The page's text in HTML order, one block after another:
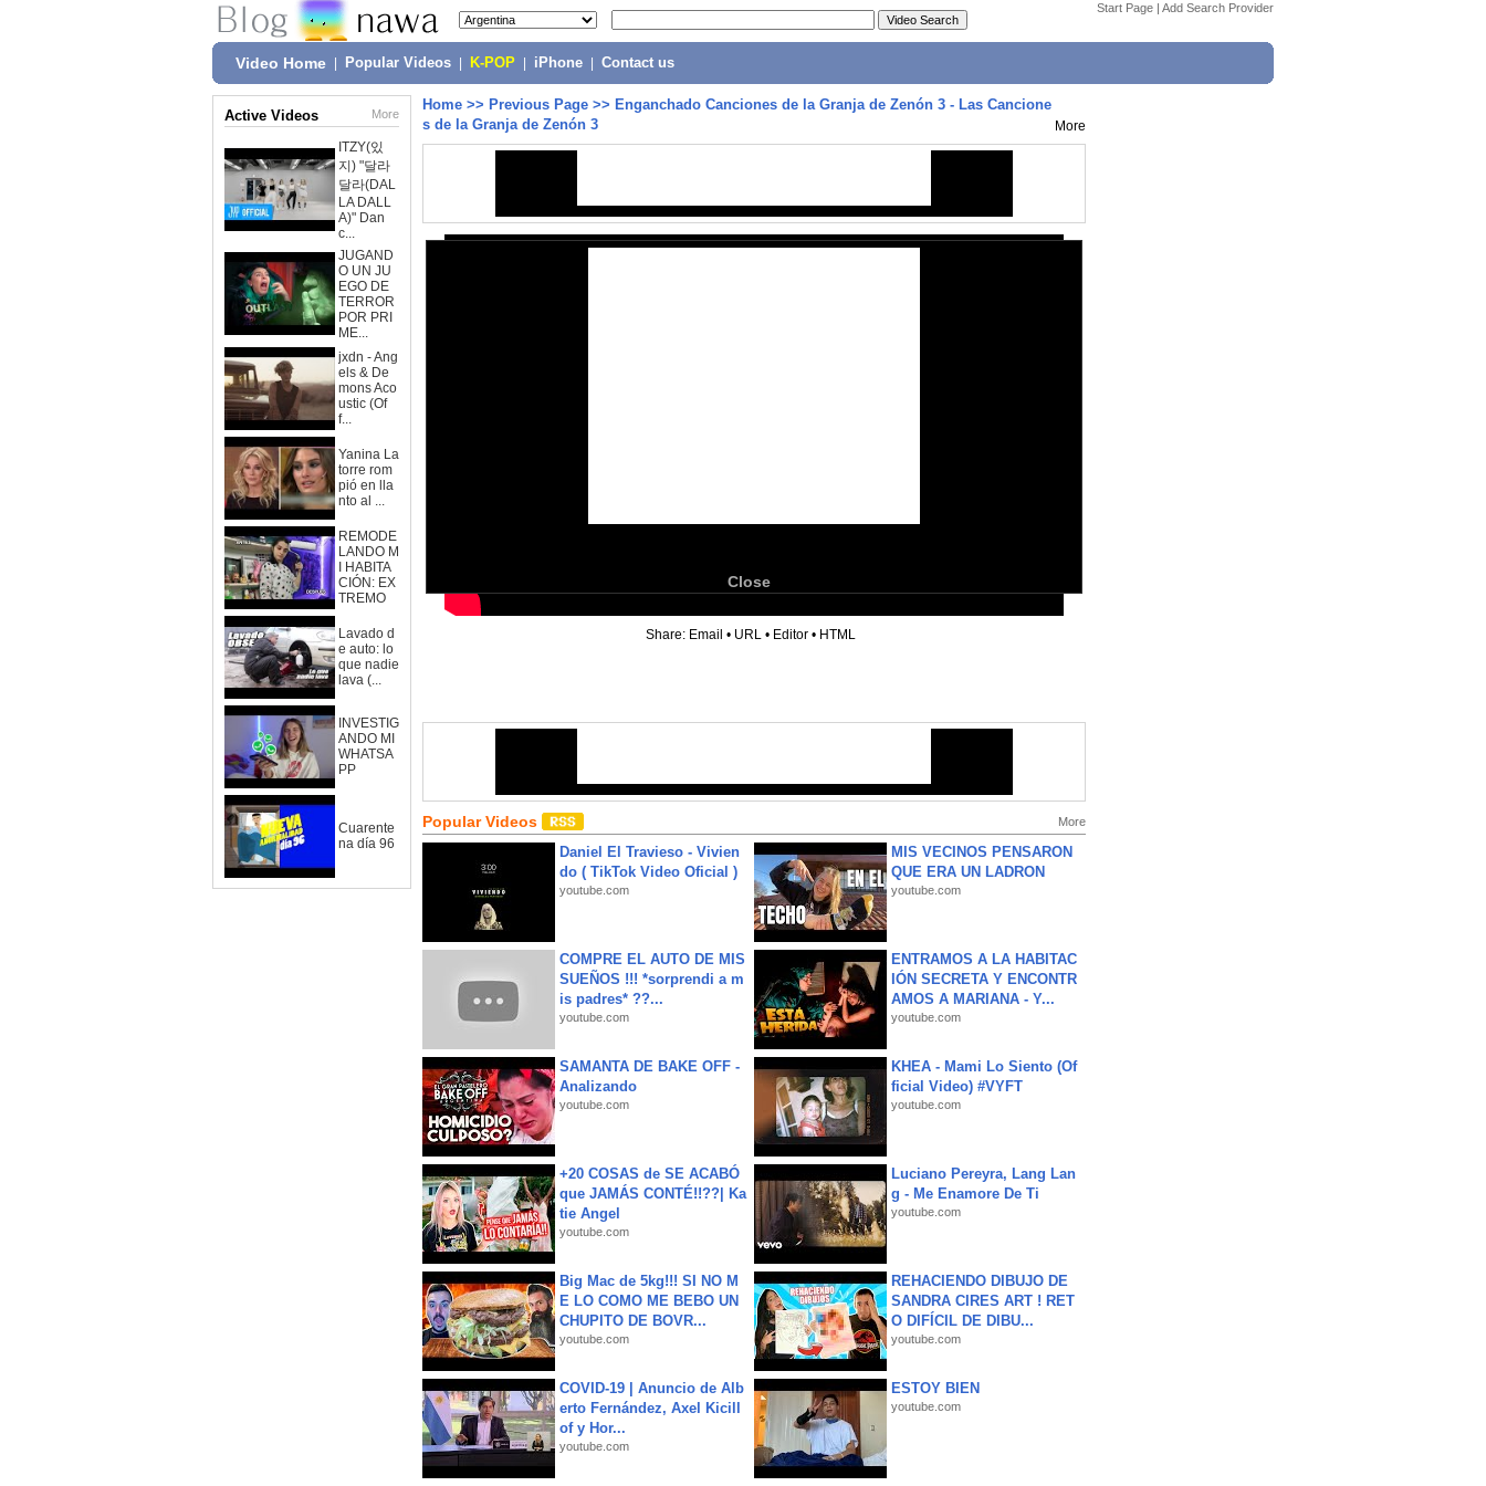
Start Page | Add Search Provider
Video Home Popular Videos K-POP iPhone Contact us
Active Videos More
ITZY(있
지) "달라
달라(DAL
LA DALL
A)" Dan
c...
JUGAND
O UN JU
EGO DE
TERROR
POR PRI
ME...
jxdn - Ang
els & De
mons Aco
ustic (Of
f...
Yanina La
torre rom
pió en lla
nto al ...
REMODE
LANDO M
I HABITA
CIÓN: EX
TREMO
Lavado d
e auto: lo
que nadie
lava (...
INVESTIG
ANDO MI
WHATSA
PP
Cuarente
na día 96
Home >> Previous Page >> Enganchado Canciones de la Granja de Zenón 3 - Las Cancione
s de la Granja de Zenón 3
More
Close
Share: Email • URL • Editor • HTML
Popular Videos More
Daniel El Travieso - Vivien
do ( TikTok Video Oficial )
youtube.com
MIS VECINOS PENSARON
QUE ERA UN LADRON
youtube.com
COMPRE EL AUTO DE MIS
SUEÑOS !!! *sorprendi a m
is padres* ??...
youtube.com
ENTRAMOS A LA HABITAC
IÓN SECRETA Y ENCONTR
AMOS A MARIANA - Y...
youtube.com
SAMANTA DE BAKE OFF -
Analizando
youtube.com
KHEA - Mami Lo Siento (Of
ficial Video) #VYFT
youtube.com
+20 COSAS de SE ACABÓ
que JAMÁS CONTÉ!!??| Ka
tie Angel
youtube.com
Luciano Pereyra, Lang Lan
g - Me Enamore De Ti
youtube.com
Big Mac de 5kg!!! SI NO M
E LO COMO ME BEBO UN
CHUPITO DE BOVR...
youtube.com
REHACIENDO DIBUJO DE
SANDRA CIRES ART ! RET
O DIFÍCIL DE DIBU...
youtube.com
COVID-19 | Anuncio de Alb
erto Fernández, Axel Kicill
of y Hor...
youtube.com
ESTOY BIEN
youtube.com